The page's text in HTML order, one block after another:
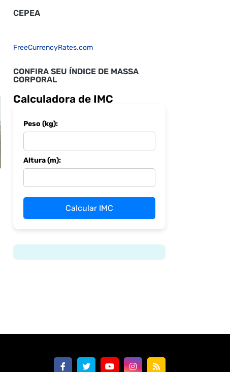
CEPEA
FreeCurrencyRates.com
CONFIRA SEU ÍNDICE DE MASSA
CORPORAL
Calculadora de IMC
Peso (kg):
Altura (m):
Calcular IMC